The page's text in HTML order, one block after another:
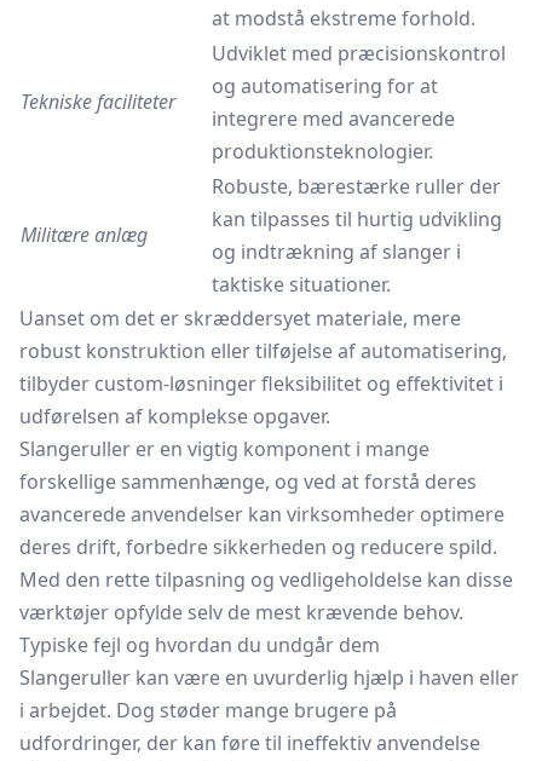
at modstå ekstreme forhold.
Tekniske faciliteter
Udviklet med præcisionskontrol
og automatisering for at
integrere med avancerede
produktionsteknologier.
Militære anlæg
Robuste, bærestærke ruller der
kan tilpasses til hurtig udvikling
og indtrækning af slanger i
taktiske situationer.
Uanset om det er skræddersyet materiale, mere
robust konstruktion eller tilføjelse af automatisering,
tilbyder custom-løsninger fleksibilitet og effektivitet i
udførelsen af komplekse opgaver.
Slangeruller er en vigtig komponent i mange
forskellige sammenhænge, og ved at forstå deres
avancerede anvendelser kan virksomheder optimere
deres drift, forbedre sikkerheden og reducere spild.
Med den rette tilpasning og vedligeholdelse kan disse
værktøjer opfylde selv de mest krævende behov.
Typiske fejl og hvordan du undgår dem
Slangeruller kan være en uvurderlig hjælp i haven eller
i arbejdet. Dog støder mange brugere på
udfordringer, der kan føre til ineffektiv anvendelse